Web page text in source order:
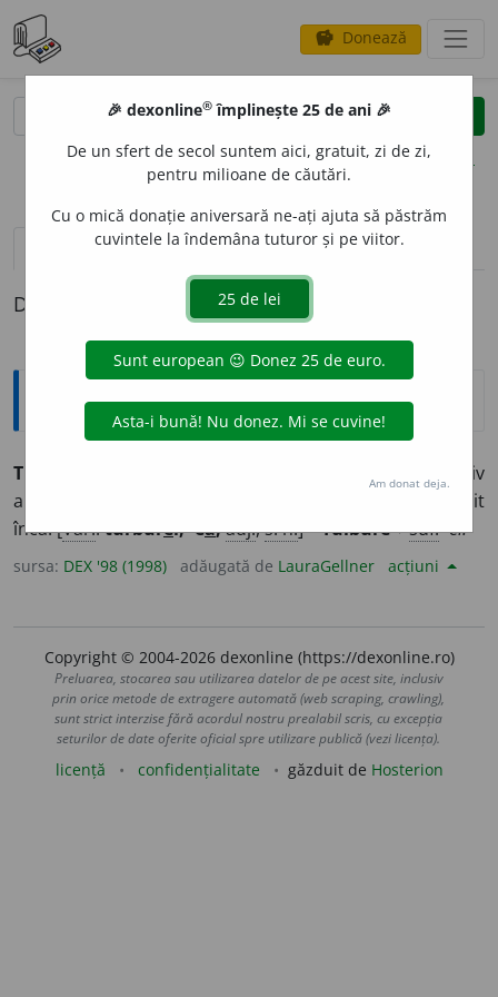
savings Donează
clear
opțiuni
definiții (1)
Definiția cu ID-ul 56594:
Explicative DEX
TULBUR
Diminutiv
al lui
(Vin nou) care nu s-a limpezit
încă. [Var.:turburel, -ea,adj.,s. n.] –Tulbure+suf.-el.
sursa: DEX '98 (1998) adăugată de LauraGellner acțiuni
Copyright © 2004-2026 dexonline (https://dexonline.ro)
Preluarea, stocarea sau utilizarea datelor de pe acest site, inclusiv
prin orice metode de extragere automată (web scraping, crawling),
sunt strict interzise fără acordul nostru prealabil scris, cu excepția
seturilor de date oferite oficial spre utilizare publică (vezi licența).
licență confidențialitate găzduit de Hosterion
🎉 dexonline® împlinește 25 de ani 🎉
De un sfert de secol suntem aici, gratuit, zi de zi,
pentru milioane de căutări.
Cu o mică donație aniversară ne-ați ajuta să păstrăm
cuvintele la îndemâna tuturor și pe viitor.
Am donat deja.